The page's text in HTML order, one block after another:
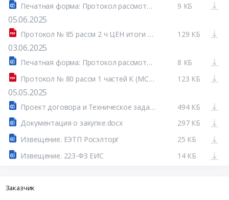
Печатная форма: Протокол рассмотрения вторых частей заявок №32514813430-02
9 КБ
05.06.2025
Протокол № 85 рассм 2 ч ЦЕН итоги К (МСП) САЙТ.pdf 129 КБ
03.06.2025
Печатная форма: Протокол рассмотрения первых частей заявок №32514813430-01
8 КБ
Протокол № 80 рассм 1 частей К (МСП) САЙТ.pdf
123 КБ
05.05.2025
Проект договора и Техническое задание.docx
494 КБ
Документация о закупке.docx
297 КБ
Извещение. ЕЭТП Росэлторг
25 КБ
Извещение. 223-ФЗ ЕИС
14 КБ
Заказчик